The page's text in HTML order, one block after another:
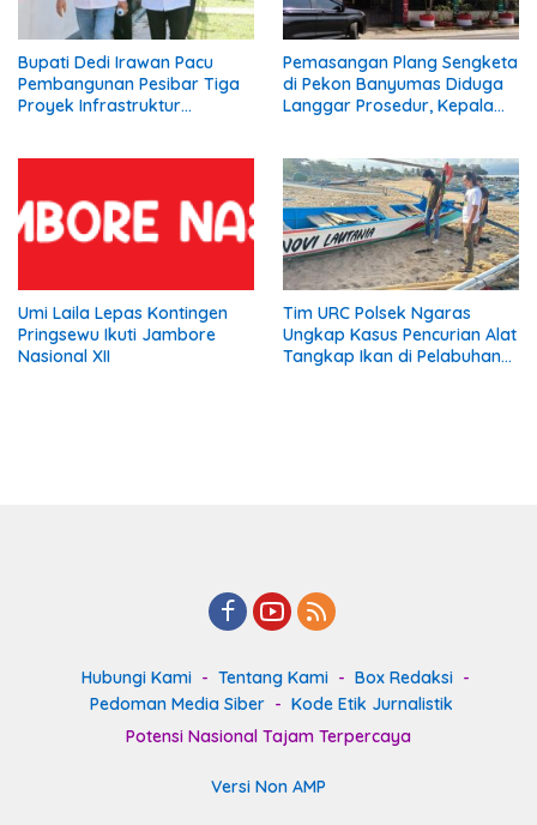
Bupati Dedi Irawan Pacu
Pembangunan Pesibar Tiga
Proyek Infrastruktur
Pemasangan Plang Sengketa
di Pekon Banyumas Diduga
Langgar Prosedur, Kepala
Umi Laila Lepas Kontingen
Pringsewu Ikuti Jambore
Nasional XII
Tim URC Polsek Ngaras
Ungkap Kasus Pencurian Alat
Tangkap Ikan di Pelabuhan
Hubungi Kami Tentang Kami
Box Redaksi
Pedoman Media Siber
Kode Etik Jurnalistik
Potensi Nasional Tajam Terpercaya
Versi Non AMP